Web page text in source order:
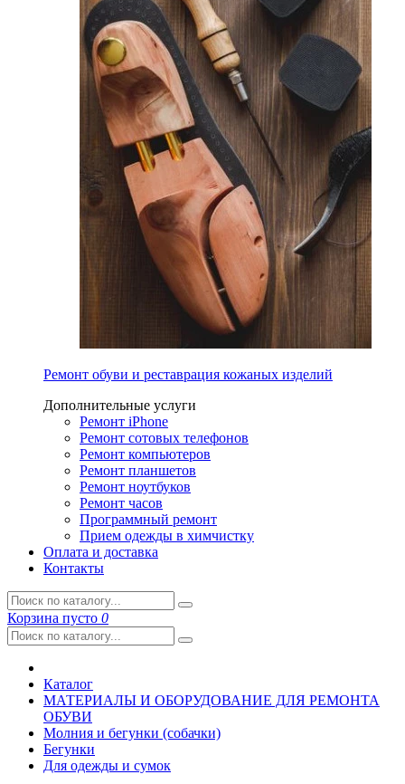
Ремонт обуви и реставрация кожаных изделий
Дополнительные услуги
Ремонт iPhone
Ремонт сотовых телефонов
Ремонт компьютеров
Ремонт планшетов
Ремонт ноутбуков
Ремонт часов
Программный ремонт
Прием одежды в химчистку
Оплата и доставка
Контакты
Корзина пусто 0
Каталог
МАТЕРИАЛЫ И ОБОРУДОВАНИЕ ДЛЯ РЕМОНТА
ОБУВИ
Молния и бегунки (собачки)
Бегунки
Для одежды и сумок